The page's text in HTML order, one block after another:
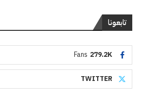
تابعونا
279.2K
Fans
TWITTER